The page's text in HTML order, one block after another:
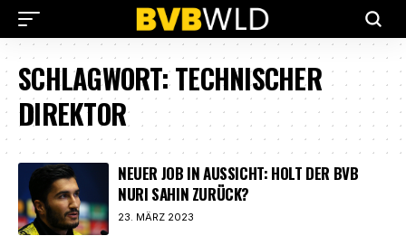
SCHLAGWORT:TECHNISCHER
DIREKTOR
NEUER JOB IN AUSSICHT: HOLT DER BVB
NURI SAHIN ZURÜCK?
23. MÄRZ 2023